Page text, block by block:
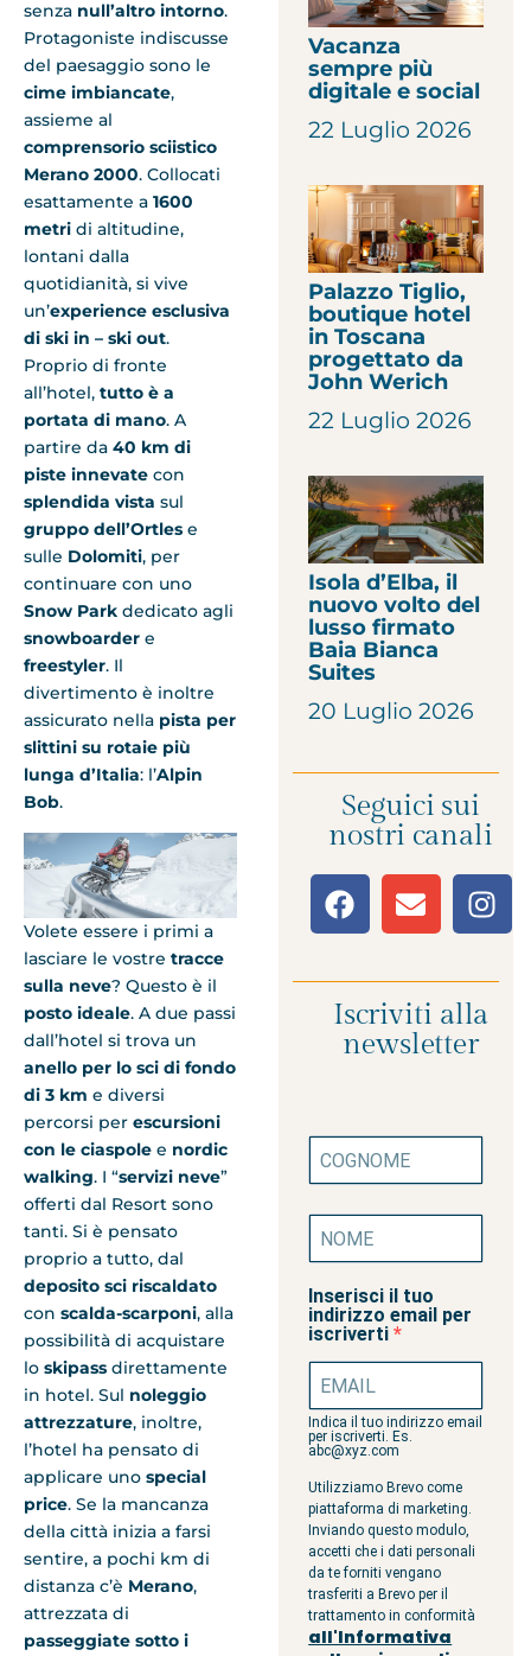
senza null’altro intorno.
Protagoniste indiscusse
del paesaggio sono le
cime imbiancate,
assieme al
comprensorio sciistico
Merano 2000. Collocati
esattamente a 1600
metri di altitudine,
lontani dalla
quotidianità, si vive
un’experience esclusiva
di ski in – ski out.
Proprio di fronte
all’hotel, tutto è a
portata di mano. A
partire da 40 km di
piste innevate con
splendida vista sul
gruppo dell’Ortles e
sulle Dolomiti, per
continuare con uno
Snow Park dedicato agli
snowboarder e
freestyler. Il
divertimento è inoltre
assicurato nella pista per
slittini su rotaie più
lunga d’Italia: l’Alpin
Bob.
Volete essere i primi a
lasciare le vostre tracce
sulla neve? Questo è il
posto ideale. A due passi
dall’hotel si trova un
anello per lo sci di fondo
di 3 km e diversi
percorsi per escursioni
con le ciaspole e nordic
walking. I “servizi neve”
offerti dal Resort sono
tanti. Si è pensato
proprio a tutto, dal
deposito sci riscaldato
con scalda-scarponi, alla
possibilità di acquistare
lo skipass direttamente
in hotel. Sul noleggio
attrezzature, inoltre,
l’hotel ha pensato di
applicare uno special
price. Se la mancanza
della città inizia a farsi
sentire, a pochi km di
distanza c’è Merano,
attrezzata di
passeggiate sotto i
Vacanza
sempre più
digitale e social
22 Luglio 2026
Palazzo Tiglio,
boutique hotel
in Toscana
progettato da
John Werich
22 Luglio 2026
Isola d’Elba, il
nuovo volto del
lusso firmato
Baia Bianca
Suites
20 Luglio 2026
Seguici sui
nostri canali
Iscriviti alla
newsletter
Inserisci il tuo
indirizzo email per
iscriverti
Indica il tuo indirizzo email
per iscriverti. Es.
abc@xyz.com
Utilizziamo Brevo come
piattaforma di marketing.
Inviando questo modulo,
accetti che i dati personali
da te forniti vengano
trasferiti a Brevo per il
trattamento in conformità
all'Informativa